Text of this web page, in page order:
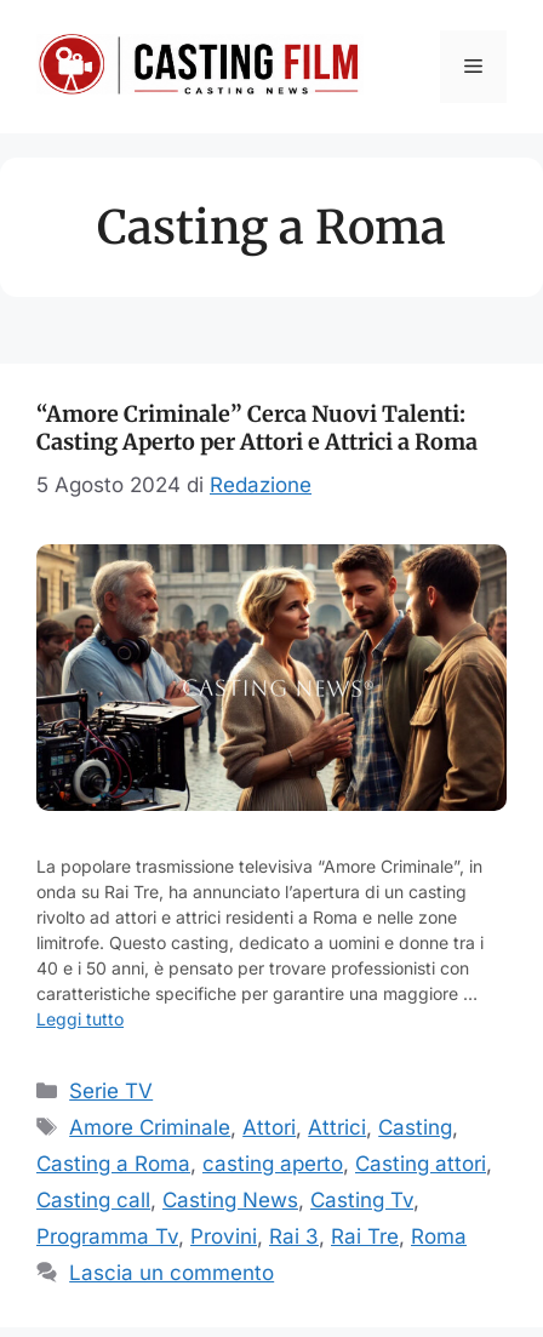
contenuto
Menu
Casting a Roma
“Amore Criminale” Cerca Nuovi Talenti:
Casting Aperto per Attori e Attrici a Roma
5 Agosto 2024 di Redazione
La popolare trasmissione televisiva “Amore Criminale”, in
onda su Rai Tre, ha annunciato l’apertura di un casting
rivolto ad attori e attrici residenti a Roma e nelle zone
limitrofe. Questo casting, dedicato a uomini e donne tra i
40 e i 50 anni, è pensato per trovare professionisti con
caratteristiche specifiche per garantire una maggiore …
Leggi tutto
Categorie
Serie TV
Tag
Amore Criminale, Attori, Attrici, Casting,
Casting a Roma, casting aperto, Casting attori,
Casting call, Casting News, Casting Tv,
Programma Tv, Provini, Rai 3, Rai Tre, Roma
Lascia un commento